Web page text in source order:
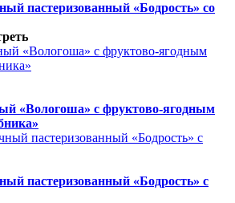
пастеризованный «Бодрость» со
«Вологоша» с фруктово-ягодным
пастеризованный «Бодрость» с